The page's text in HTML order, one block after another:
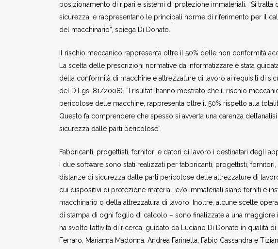
posizionamento di ripari e sistemi di protezione immateriali. “Si
sicurezza, e rappresentano le principali norme di riferimento per il
del macchinario”, spiega Di Donato.
Il rischio meccanico rappresenta oltre il 50% delle non conformità
La scelta delle prescrizioni normative da informatizzare è stata
della conformità di macchine e attrezzature di lavoro ai requisiti di
del D.Lgs. 81/2008). “I risultati hanno mostrato che il rischio
pericolose delle macchine, rappresenta oltre il 50% rispetto alla
Questo fa comprendere che spesso si avverta una carenza
sicurezza dalle parti pericolose”.
Fabbricanti, progettisti, fornitori e datori di lavoro i destinatari degli
I due software sono stati realizzati per fabbricanti, progettisti,
distanze di sicurezza dalle parti pericolose delle attrezzature di
cui dispositivi di protezione materiali e/o immateriali siano forniti e
macchinario o della attrezzatura di lavoro. Inoltre, alcune scelte
di stampa di ogni foglio di calcolo – sono finalizzate a una
ha svolto l’attività di ricerca, guidato da Luciano Di Donato in qualità
Ferraro, Marianna Madonna, Andrea Farinella, Fabio Cassandra e